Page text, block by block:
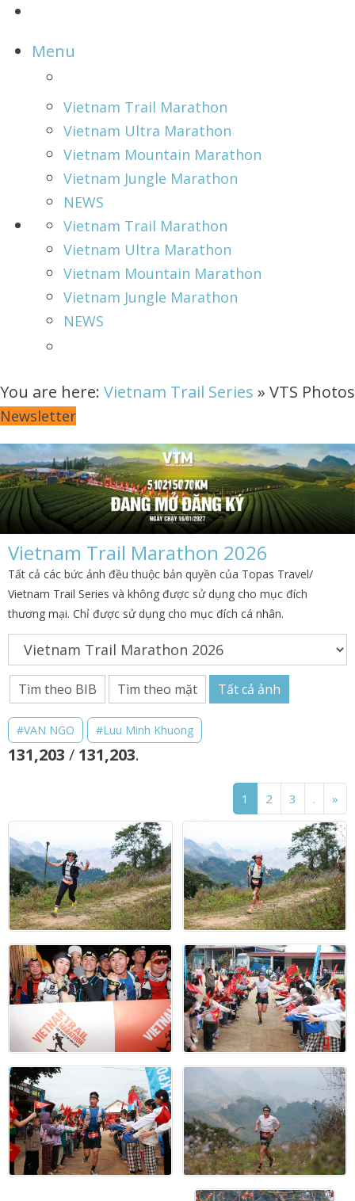
Menu
Vietnam Trail Marathon
Vietnam Ultra Marathon
Vietnam Mountain Marathon
Vietnam Jungle Marathon
NEWS
Vietnam Trail Marathon
Vietnam Ultra Marathon
Vietnam Mountain Marathon
Vietnam Jungle Marathon
NEWS
You are here: Vietnam Trail Series » VTS Photos
Newsletter
Vietnam Trail Marathon 2026
Tất cả các bức ảnh đều thuộc bản quyền của Topas Travel/
Vietnam Trail Series và không được sử dụng cho mục đích
thương mại. Chỉ được sử dụng cho mục đích cá nhân.
Tìm theo BIB Tìm theo mặt Tất cả ảnh
#VAN NGO #Luu Minh Khuong
131,203 / 131,203.
1 2 3 . »